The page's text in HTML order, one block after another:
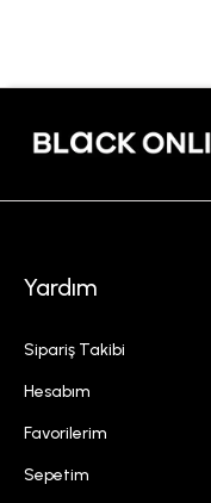
Yardım
Sipariş Takibi
Hesabım
Favorilerim
Sepetim